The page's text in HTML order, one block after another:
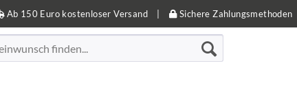
Ab 150 Euro kostenloser Versand Sichere Zahlungsmethoden